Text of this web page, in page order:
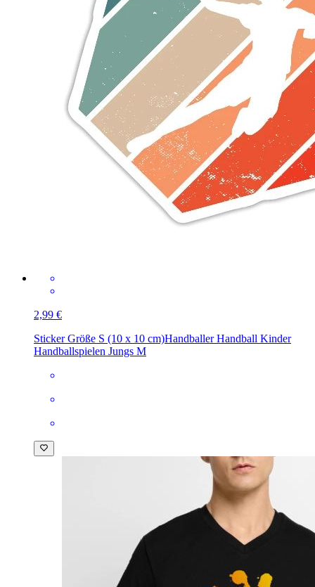
2,99 €
Sticker Größe S (10 x 10 cm)Handballer Handball Kinder
Handballspielen Jungs M